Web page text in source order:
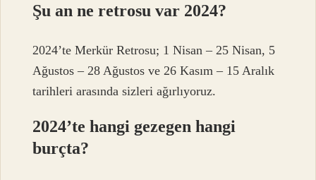
Şu an ne retrosu var 2024?
2024’te Merkür Retrosu; 1 Nisan – 25 Nisan, 5
Ağustos – 28 Ağustos ve 26 Kasım – 15 Aralık
tarihleri ​​arasında sizleri ağırlıyoruz.
2024’te hangi gezegen hangi
burçta?